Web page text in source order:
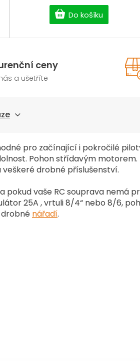
Do košíku
ceny
a ušetříte
pro začínající i pokročilé
Pohon střídavým motorem.
drobné příslušenství.
pokud vaše RC souprava nemá
25A , vrtuli 8/4“ nebo 8/6,
drobné nářadí.